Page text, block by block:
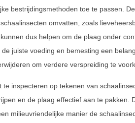
bestrijdingsmethoden toe te passen.
omvatten, zoals
dus helpen om de plaag onder
juiste voeding en bemesting een
om verdere verspreiding te
inspecteren op tekenen van
en de plaag effectief aan te pakken.
milieuvriendelijke manier de